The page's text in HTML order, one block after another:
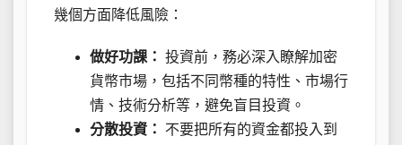
幾個方面降低風險：
做好功課： 投資前，務必深入瞭解加密
貨幣市場，包括不同幣種的特性、市場行
情、技術分析等，避免盲目投資。
分散投資：
不要把所有的資金都投入到